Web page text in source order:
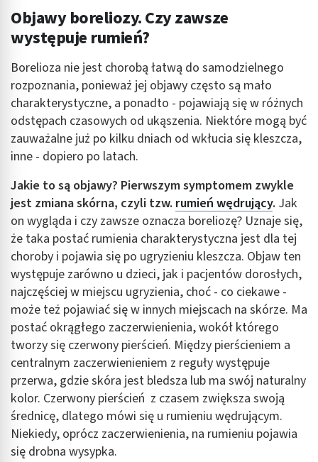
Objawy boreliozy. Czy zawsze
występuje rumień?
Borelioza nie jest chorobą łatwą do samodzielnego
rozpoznania, ponieważ jej objawy często są mało
charakterystyczne, a ponadto - pojawiają się w różnych
odstępach czasowych od ukąszenia. Niektóre mogą być
zauważalne już po kilku dniach od wkłucia się kleszcza,
inne - dopiero po latach.
Jakie to są objawy? Pierwszym symptomem zwykle
jest zmiana skórna, czyli tzw. rumień wędrujący. Jak
on wygląda i czy zawsze oznacza boreliozę? Uznaje się,
że taka postać rumienia charakterystyczna jest dla tej
choroby i pojawia się po ugryzieniu kleszcza. Objaw ten
występuje zarówno u dzieci, jak i pacjentów dorosłych,
najczęściej w miejscu ugryzienia, choć - co ciekawe -
może też pojawiać się w innych miejscach na skórze. Ma
postać okrągłego zaczerwienienia, wokół którego
tworzy się czerwony pierścień. Między pierścieniem a
centralnym zaczerwienieniem z reguły występuje
przerwa, gdzie skóra jest bledsza lub ma swój naturalny
kolor. Czerwony pierścień z czasem zwiększa swoją
średnicę, dlatego mówi się u rumieniu wędrującym.
Niekiedy, oprócz zaczerwienienia, na rumieniu pojawia
się drobna wysypka.